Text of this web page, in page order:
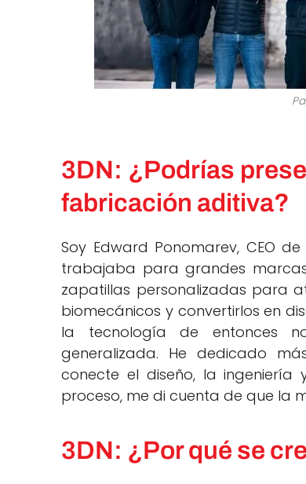
3DN: ¿Podrías
fabricación aditiva?
Soy Edward Ponomarev, CEO
trabajaba para grandes
zapatillas personalizadas para
biomecánicos y convertirlos en
la tecnología de entonces
generalizada. He dedicado
conecte el diseño, la
proceso, me di cuenta de que la
3DN: ¿Por qué se